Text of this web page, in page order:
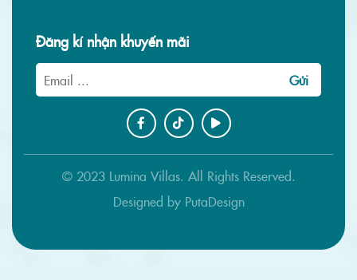
Đăng kí nhận khuyến mãi
Gửi
© 2023 Lumina Villas. All Rights Reserved.
Designed by PutaDesign